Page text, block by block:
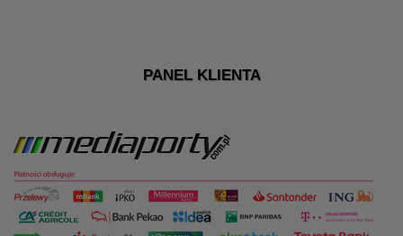
PANEL KLIENTA